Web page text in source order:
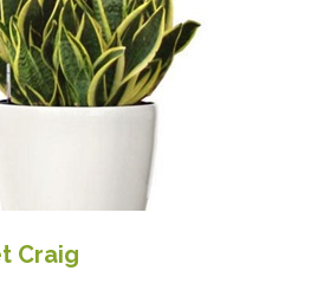
Craig